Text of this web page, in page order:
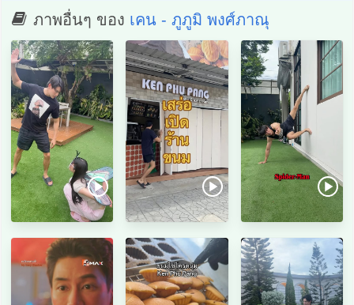
ภาพอื่นๆ ของ เคน - ภูภูมิ พงศ์ภาณุ